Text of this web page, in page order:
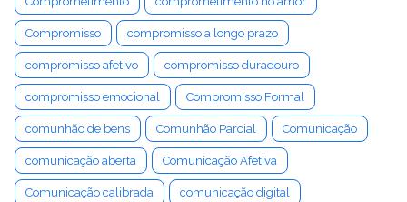
Compromisso compromisso a longo prazo
compromisso afetivo compromisso duradouro
compromisso emocional Compromisso Formal
comunhão de bens Comunhão Parcial Comunicação
comunicação aberta Comunicação Afetiva
Comunicação calibrada comunicação digital